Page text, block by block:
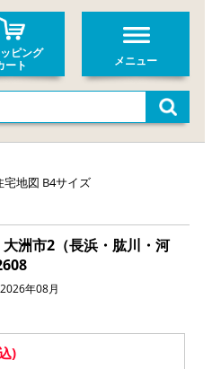
ピング
ート
メニュー
宅地図 B4サイズ
洲市2（長浜・肱川・河
年08月
)